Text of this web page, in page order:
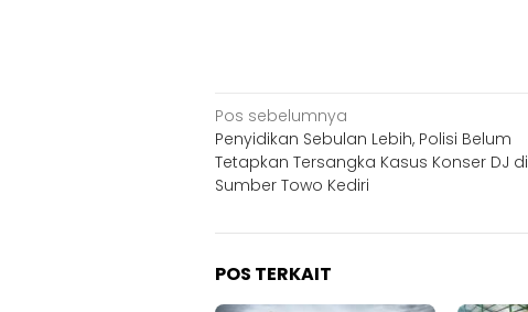
Navigasi
pos
Pos sebelumnya
Penyidikan Sebulan Lebih, Polisi Belum
Tetapkan Tersangka Kasus Konser DJ di
Sumber Towo Kediri
POS TERKAIT